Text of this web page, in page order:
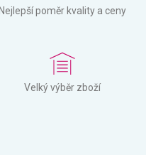
Nejlepší poměr kvality a ceny
Velký výběr zboží